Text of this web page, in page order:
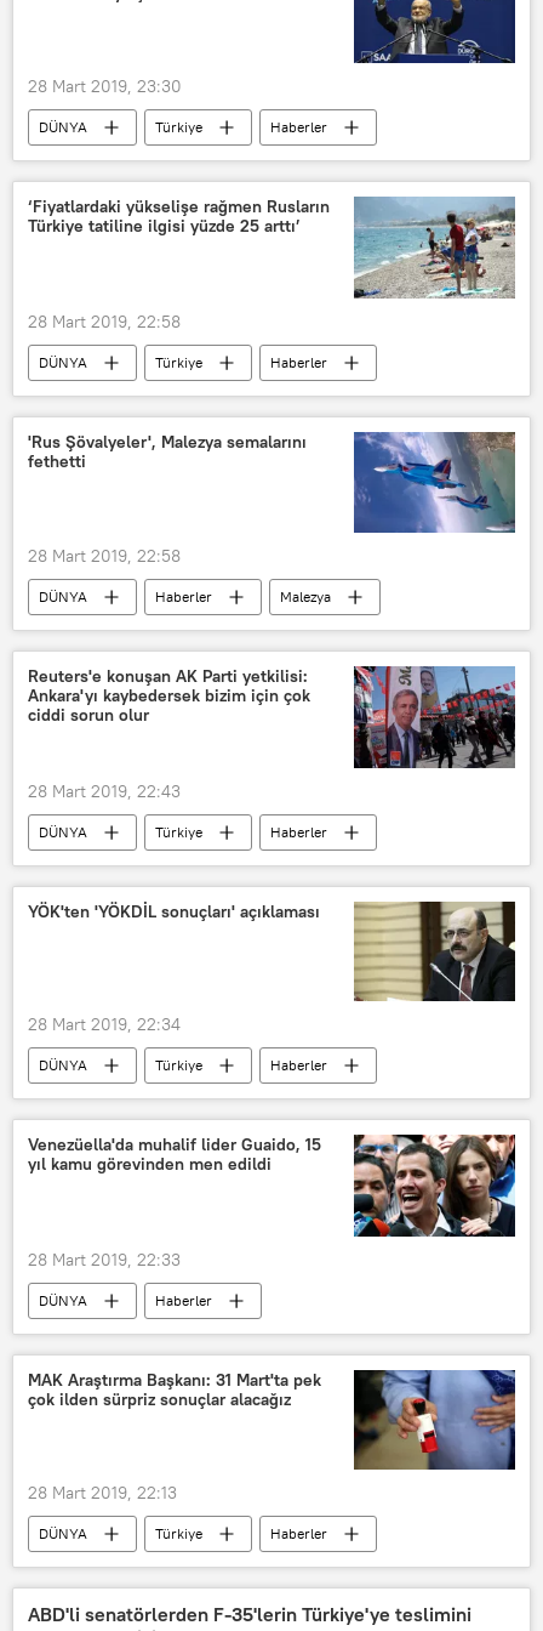
Kuşak ve Yol Girişimi
Avrupa
28 Mart 2019, 23:30
DÜNYA Türkiye
Haberler
POLİTİKA
31 Mart yerel seçimleri
TÜRKİYE
İstanbul
Sancaktepe
Temel Karamollaoğlu
‘Fiyatlardaki yükselişe rağmen Rusların
Türkiye tatiline ilgisi yüzde 25 arttı’
28 Mart 2019, 22:58
DÜNYA Türkiye
Haberler
Rusya
TÜRKİYE
İrina Tyurina
Rusya Turizmciler Birliği
Erken rezervasyon
'Rus Şövalyeler', Malezya semalarını
fethetti
28 Mart 2019, 22:58
DÜNYA Haberler
Malezya
Rus Şövalyeleri (Russkiye Vityazi)
Su-30SM
askeri uçak
VİDEO
Reuters'e konuşan AK Parti yetkilisi:
Ankara'yı kaybedersek bizim için çok
ciddi sorun olur
28 Mart 2019, 22:43
DÜNYA Türkiye
Haberler
Ankara
Recep Tayyip Erdoğan
Mansur Yavaş
Mehmet Özhaseki
YÖK'ten 'YÖKDİL sonuçları' açıklaması
28 Mart 2019, 22:34
DÜNYA Türkiye
Haberler
TÜRKİYE
Yekta Saraç
YÖK
YÖKDİL
e-YDS YDS
Venezüella'da muhalif lider Guaido, 15
yıl kamu görevinden men edildi
28 Mart 2019, 22:33
DÜNYA
Haberler
Güney Amerika
Venezüella
Juan Guaido
Elvis Amoroso
Venezüella Ulusal Meclisi
MAK Araştırma Başkanı: 31 Mart'ta pek
çok ilden sürpriz sonuçlar alacağız
28 Mart 2019, 22:13
DÜNYA Türkiye
Haberler
POLİTİKA
TÜRKİYE
İstanbul
Ankara
İzmir
ABD'li senatörlerden F-35'lerin Türkiye'ye teslimini